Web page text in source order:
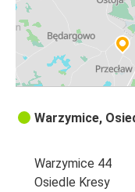
Warzymice,
Warzymice 44
Osiedle Kresy